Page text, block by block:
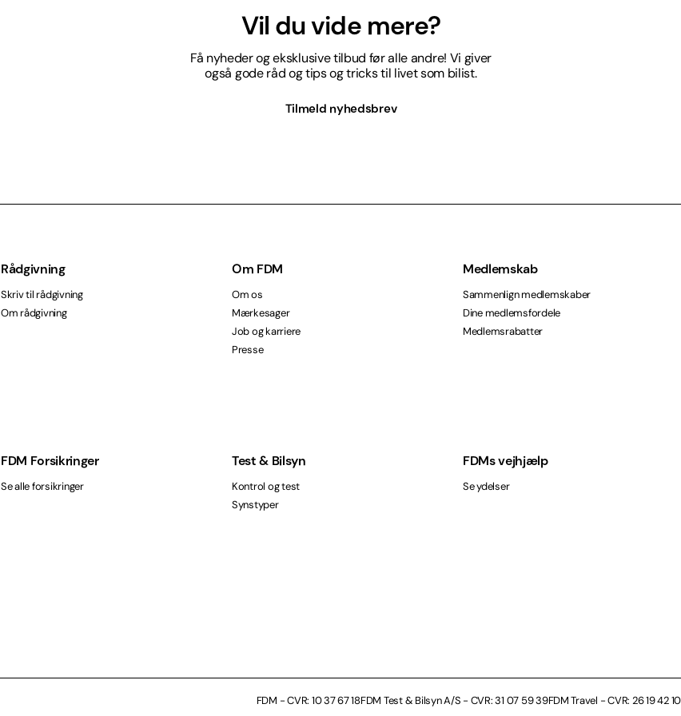
Vil du vide mere?
Få nyheder og eksklusive tilbud før alle andre! Vi giver
også gode råd og tips og tricks til livet som bilist.
Tilmeld nyhedsbrev
Rådgivning
Skriv til rådgivning
Om rådgivning
Om FDM
Om os
Mærkesager
Job og karriere
Presse
Medlemskab
Sammenlign medlemskaber
Dine medlemsfordele
Medlemsrabatter
FDM Forsikringer
Se alle forsikringer
Test & Bilsyn
Kontrol og test
Synstyper
FDMs vejhjælp
Se ydelser
FDM - CVR: 10 37 67 18FDM Test & Bilsyn A/S - CVR: 31 07 59 39FDM Travel - CVR: 26 19 42 10